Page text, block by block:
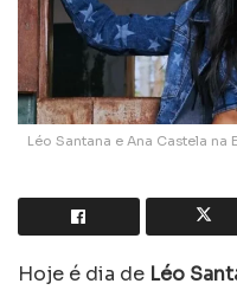
Léo Santana e Ana Castela
Hoje é dia de Léo